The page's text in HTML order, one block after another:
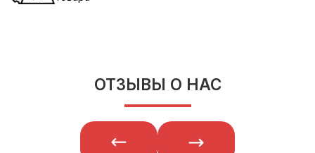
ОТЗЫВЫ О НАС